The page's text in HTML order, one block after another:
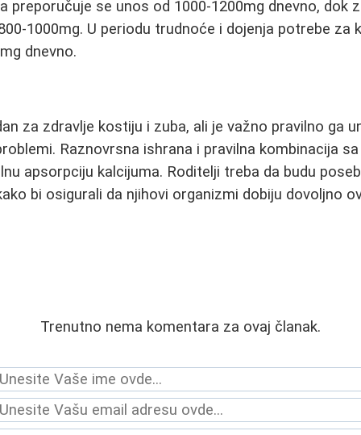
preporučuje se unos od 1000-1200mg dnevno, dok
1000mg. U periodu trudnoće i dojenja potrebe za
dnevno.
za zdravlje kostiju i zuba, ali je važno pravilno ga
Raznovrsna ishrana i pravilna kombinacija
apsorpciju kalcijuma. Roditelji treba da budu
bi osigurali da njihovi organizmi dobiju dovoljno
Trenutno nema komentara za ovaj članak.